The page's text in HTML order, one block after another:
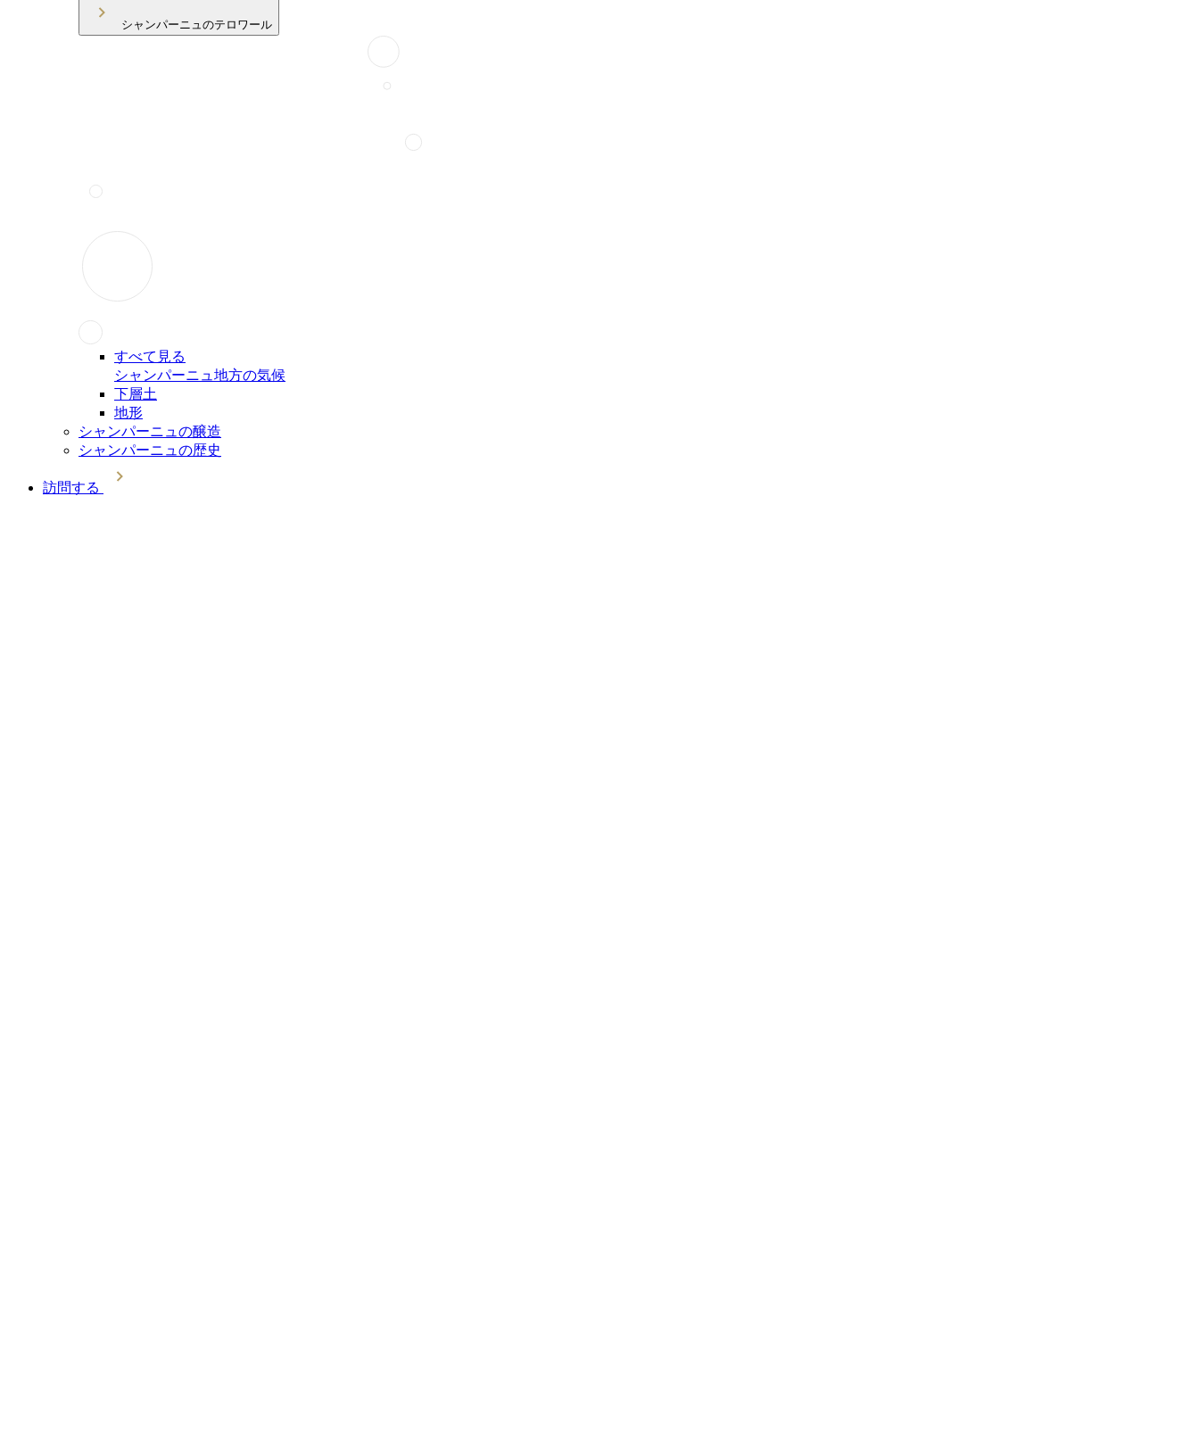
シャンパーニュのテロワール
すべて見る
シャンパーニュ地方の気候
下層土
地形
シャンパーニュの醸造
シャンパーニュの歴史
訪問する